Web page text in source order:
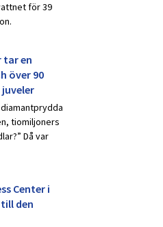
för 39
tar en
över 90
tiomiljoners
Då var
Center i
den